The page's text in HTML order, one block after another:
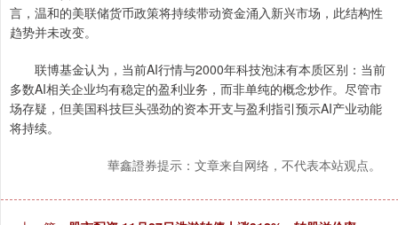
言，温和的美联储货币政策将持续带动资金涌入新兴市场，此结构性
趋势并未改变。
联博基金认为，当前AI行情与2000年科技泡沫有本质区别：当前
多数AI相关企业均有稳定的盈利业务，而非单纯的概念炒作。尽管市
场存疑，但美国科技巨头强劲的资本开支与盈利指引预示AI产业动能
将持续。
華鑫證券提示：文章来自网络，不代表本站观点。